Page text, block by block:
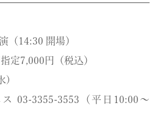
（14:30 開場）
定7,000円（税込）
)
03-3355-3553（平日10:00〜